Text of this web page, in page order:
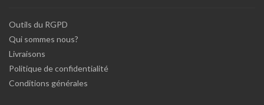
Outils du RGPD
Qui sommes nous?
Livraisons
Politique de confidentialité
Conditions générales